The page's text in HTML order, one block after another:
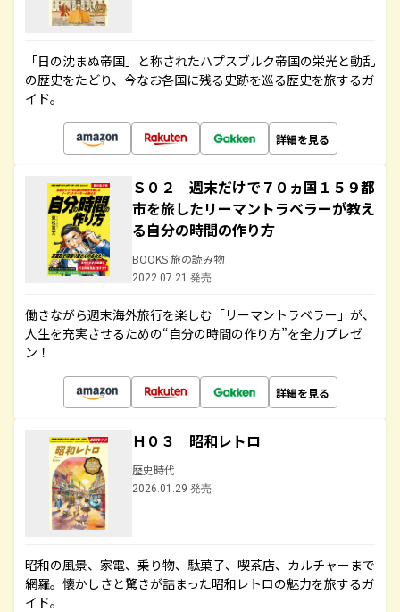
「日の沈まぬ帝国」と称されたハプスブルク帝国の栄光と動乱
の歴史をたどり、今なお各国に残る史跡を巡る歴史を旅するガ
イド。
詳細を見る
Ｓ０２ 週末だけで７０ヵ国１５９都
市を旅したリーマントラベラーが教え
る自分の時間の作り方
BOOKS 旅の読み物
2022.07.21 発売
働きながら週末海外旅行を楽しむ「リーマントラベラー」が、
人生を充実させるための“自分の時間の作り方”を全力プレゼ
ン！
詳細を見る
Ｈ０３ 昭和レトロ
歴史時代
2026.01.29 発売
昭和の風景、家電、乗り物、駄菓子、喫茶店、カルチャーまで
網羅。懐かしさと驚きが詰まった昭和レトロの魅力を旅するガ
イド。